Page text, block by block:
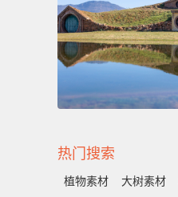
热门搜索
植物素材 大树素材